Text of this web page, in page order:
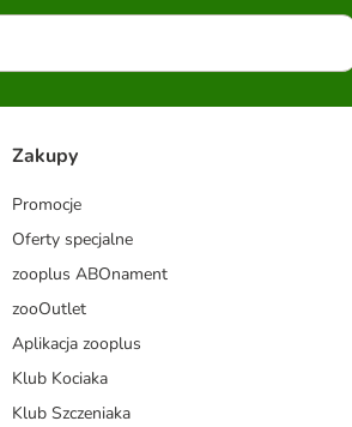
Zakupy
Promocje
Oferty specjalne
zooplus ABOnament
zooOutlet
Aplikacja zooplus
Klub Kociaka
Klub Szczeniaka